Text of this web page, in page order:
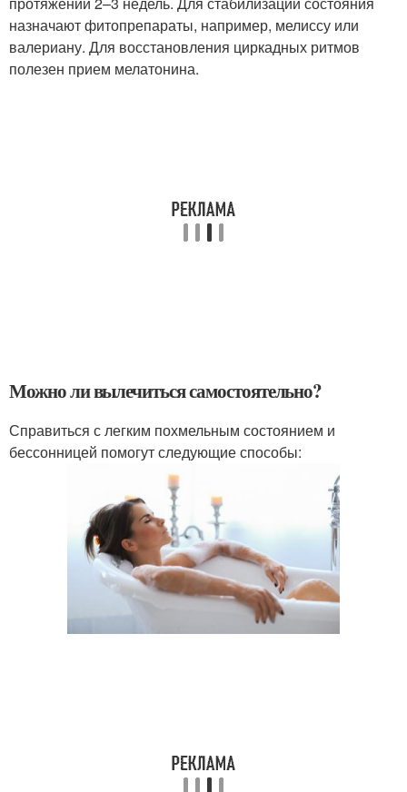
назначают фитопрепараты, например, мелиссу или
валериану. Для восстановления циркадных ритмов
полезен прием мелатонина.
Можно ли вылечиться самостоятельно?
Справиться с легким похмельным состоянием и
бессонницей помогут следующие способы: